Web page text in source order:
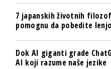
7 japanskih životnih
pomognu da pobedite
Dok AI giganti grade
AI koji razume naše jezike